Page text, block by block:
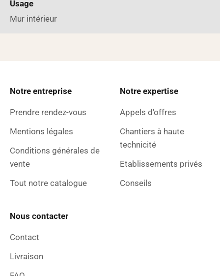
Usage
Mur intérieur
Notre entreprise
Prendre rendez-vous
Mentions légales
Conditions générales de
vente
Tout notre catalogue
Notre expertise
Appels d'offres
Chantiers à haute
technicité
Etablissements privés
Conseils
Nous contacter
Contact
Livraison